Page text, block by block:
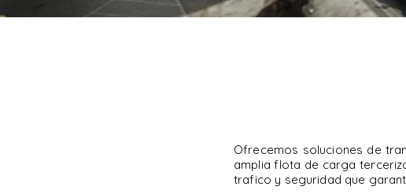
Ofrecemos soluciones de
amplia flota de carga
trafico y seguridad que